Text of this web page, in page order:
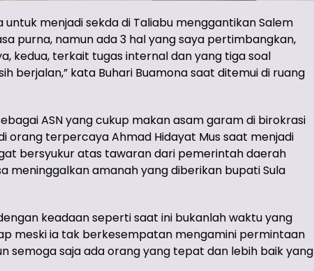
menjadi sekda di Taliabu menggantikan Salem
purna, namun ada 3 hal yang saya pertimbangkan,
kedua, terkait tugas internal dan yang tiga soal
berjalan,” kata Buhari Buamona saat ditemui di ruang
ASN yang cukup makan asam garam di birokrasi
orang terpercaya Ahmad Hidayat Mus saat menjadi
bersyukur atas tawaran dari pemerintah daerah
meninggalkan amanah yang diberikan bupati Sula
keadaan seperti saat ini bukanlah waktu yang
meski ia tak berkesempatan mengamini permintaan
semoga saja ada orang yang tepat dan lebih baik yang